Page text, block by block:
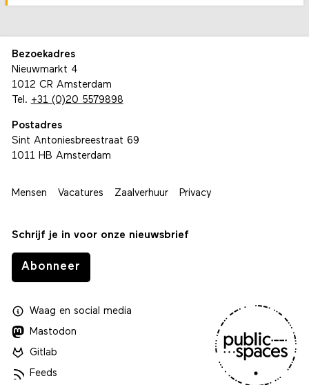
Bezoekadres
Nieuwmarkt 4
1012 CR Amsterdam
Tel. +31 (0)20 5579898
Postadres
Sint Antoniesbreestraat 69
1011 HB Amsterdam
Mensen Vacatures Zaalverhuur Privacy
Schrijf je in voor onze nieuwsbrief
Abonneer
Waagen social media
Mastodon
Gitlab
Feeds